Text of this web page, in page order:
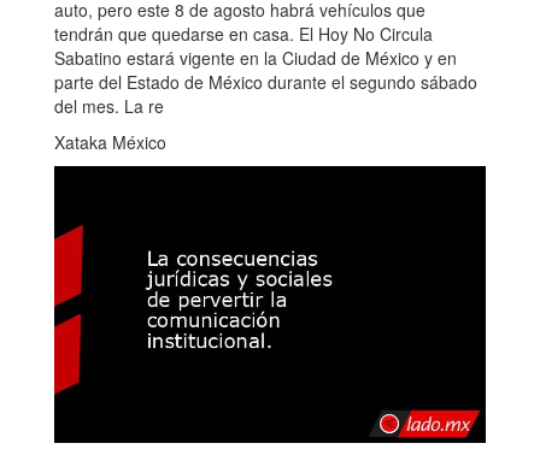
auto, pero este 8 de agosto habrá vehículos que
tendrán que quedarse en casa. El Hoy No Circula
Sabatino estará vigente en la Ciudad de México y en
parte del Estado de México durante el segundo sábado
del mes. La re
Xataka México